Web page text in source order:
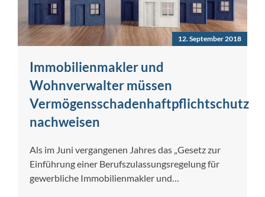
12. September 2018
Immobilienmakler und
Wohnverwalter müssen
Vermögensschadenhaftpflichtschutz
nachweisen
Als im Juni vergangenen Jahres das „Gesetz zur
Einführung einer Berufszulassungsregelung für
gewerbliche Immobilienmakler und